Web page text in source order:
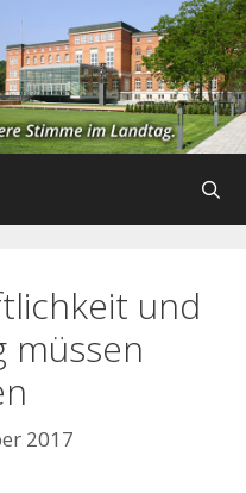
und
müssen
2017